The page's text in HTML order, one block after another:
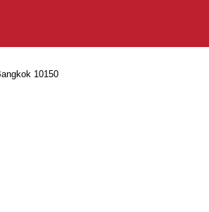
10150